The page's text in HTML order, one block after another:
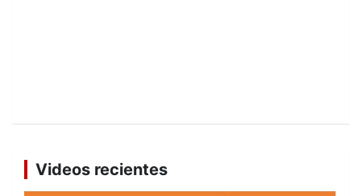
Videos recientes